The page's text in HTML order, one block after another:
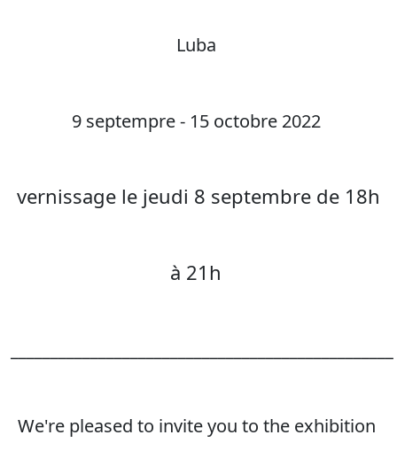
Luba
9 septempre - 15 octobre 2022
vernissage le jeudi 8 septembre de 18h
à 21h
We're pleased to invite you to the exhibition